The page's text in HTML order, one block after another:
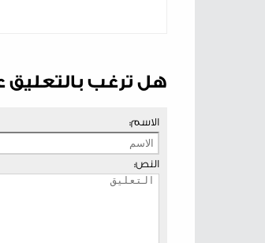
هل ترغب
الاسم:
النص: